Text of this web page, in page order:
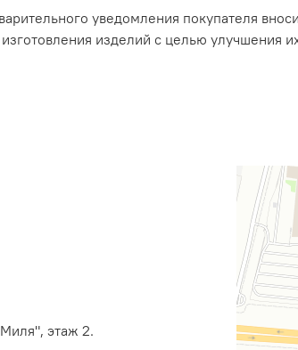
уведомления покупателя
изготовления изделий с целью улучшения
этаж 2.